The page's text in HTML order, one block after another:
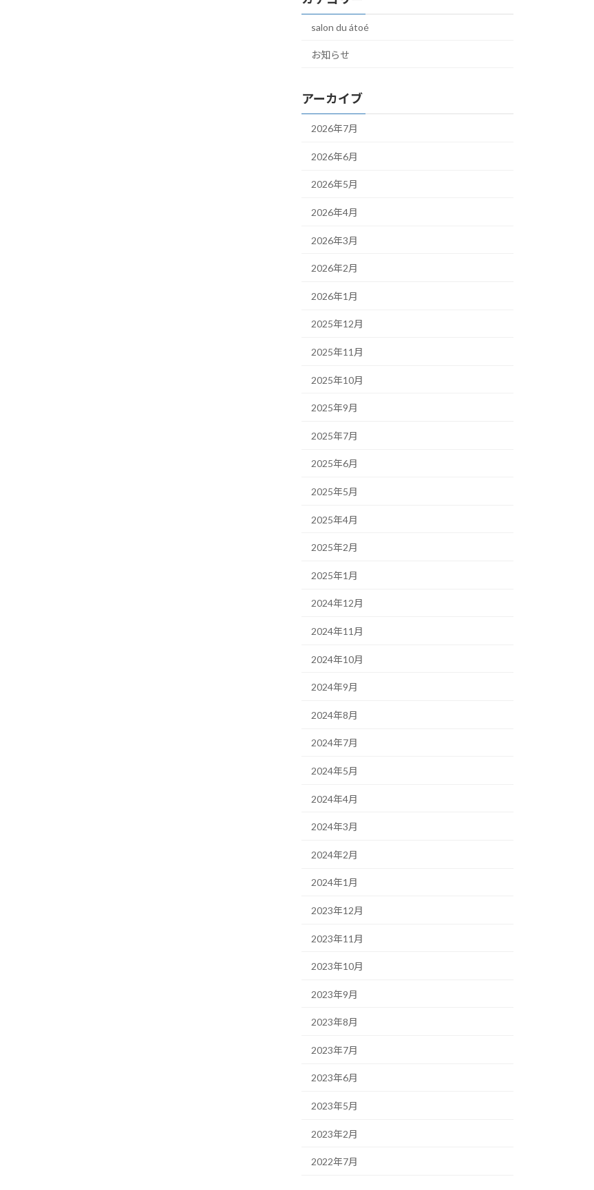
salon du átoé
お知らせ
アーカイブ
2026年7月
2026年6月
2026年5月
2026年4月
2026年3月
2026年2月
2026年1月
2025年12月
2025年11月
2025年10月
2025年9月
2025年7月
2025年6月
2025年5月
2025年4月
2025年2月
2025年1月
2024年12月
2024年11月
2024年10月
2024年9月
2024年8月
2024年7月
2024年5月
2024年4月
2024年3月
2024年2月
2024年1月
2023年12月
2023年11月
2023年10月
2023年9月
2023年8月
2023年7月
2023年6月
2023年5月
2023年2月
2022年7月